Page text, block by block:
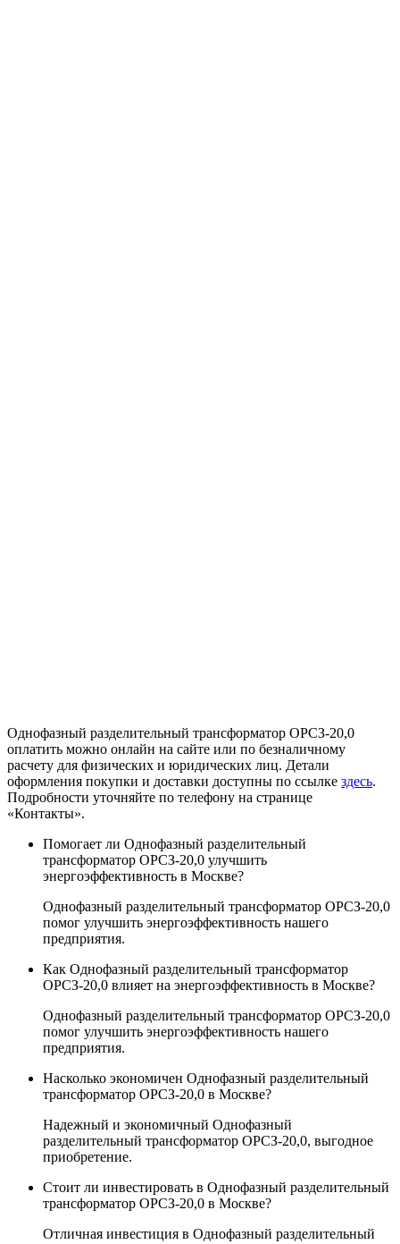
Однофазный разделительный трансформатор ОРСЗ-20,0
оплатить можно онлайн на сайте или по безналичному
расчету для физических и юридических лиц. Детали
оформления покупки и доставки доступны по ссылке здесь.
Подробности уточняйте по телефону на странице
«Контакты».
Помогает ли Однофазный разделительный
трансформатор ОРСЗ-20,0 улучшить
энергоэффективность в Москве?
Однофазный разделительный трансформатор ОРСЗ-20,0
помог улучшить энергоэффективность нашего
предприятия.
Как Однофазный разделительный трансформатор
ОРСЗ-20,0 влияет на энергоэффективность в Москве?
Однофазный разделительный трансформатор ОРСЗ-20,0
помог улучшить энергоэффективность нашего
предприятия.
Насколько экономичен Однофазный разделительный
трансформатор ОРСЗ-20,0 в Москве?
Надежный и экономичный Однофазный
разделительный трансформатор ОРСЗ-20,0, выгодное
приобретение.
Стоит ли инвестировать в Однофазный разделительный
трансформатор ОРСЗ-20,0 в Москве?
Отличная инвестиция в Однофазный разделительный